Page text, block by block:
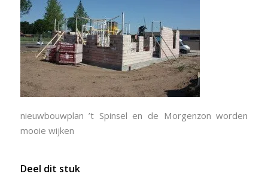
nieuwbouwplan ’t Spinsel en de Morgenzon worden
mooie wijken
Deel dit stuk